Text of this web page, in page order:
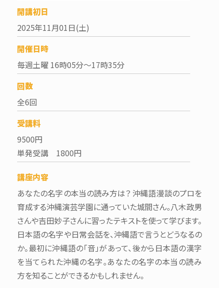
開講初日
2025年11月01日(土)
開催日時
毎週土曜 16時05分～17時35分
回数
全6回
受講料
9500円
単発受講 1800円
講座内容
あなたの名字の本当の読み方は？ 沖縄語漫談のプロを
育成する沖縄演芸学園に通っていた城間さん。八木政男
さんや吉田妙子さんに習ったテキストを使って学びます。
日本語の名字や日常会話を、沖縄語で言うとどうなるの
か。最初に沖縄語の「音」があって、後から日本語の漢字
を当てられた沖縄の名字。あなたの名字の本当の読み
方を知ることができるかもしれません。